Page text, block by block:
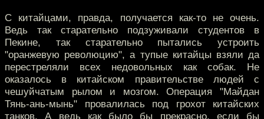
С китайцами, правда, получается как-то не очень.
Ведь так старательно подзуживали студентов в
Пекине, так старательно пытались устроить
"оранжевую революцию", а тупые китайцы взяли да
перестреляли всех недовольных как собак. Не
оказалось в китайском правительстве людей с
чешуйчатым рылом и мозгом. Операция "Майдан
Тянь-ань-мынь" провалилась под грохот китайских
танков. А ведь как было бы прекрасно, если бы